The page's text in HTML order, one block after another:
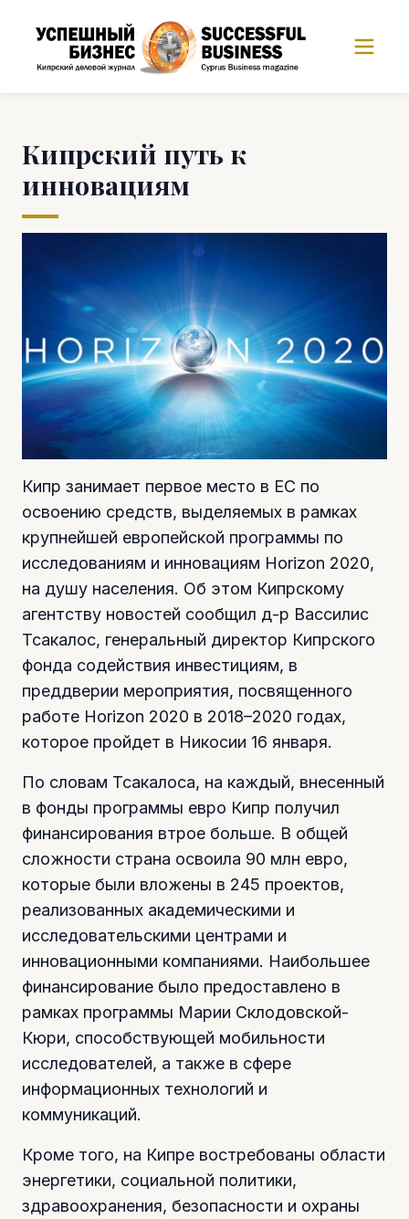
Кипрский путь к
инновациям
Кипр занимает первое место в ЕС по
освоению средств, выделяемых в рамках
крупнейшей европейской программы по
исследованиям и инновациям Horizon 2020,
на душу населения. Об этом Кипрскому
агентству новостей сообщил д-р Вассилис
Тсакалос, генеральный директор Кипрского
фонда содействия инвестициям, в
преддверии мероприятия, посвященного
работе Horizon 2020 в 2018–2020 годах,
которое пройдет в Никосии 16 января.
По словам Тсакалоса, на каждый, внесенный
в фонды программы евро Кипр получил
финансирования втрое больше. В общей
сложности страна освоила 90 млн евро,
которые были вложены в 245 проектов,
реализованных академическими и
исследовательскими центрами и
инновационными компаниями. Наибольшее
финансирование было предоставлено в
рамках программы Марии Склодовской-
Кюри, способствующей мобильности
исследователей, а также в сфере
информационных технологий и
коммуникаций.
Кроме того, на Кипре востребованы области
энергетики, социальной политики,
здравоохранения, безопасности и охраны